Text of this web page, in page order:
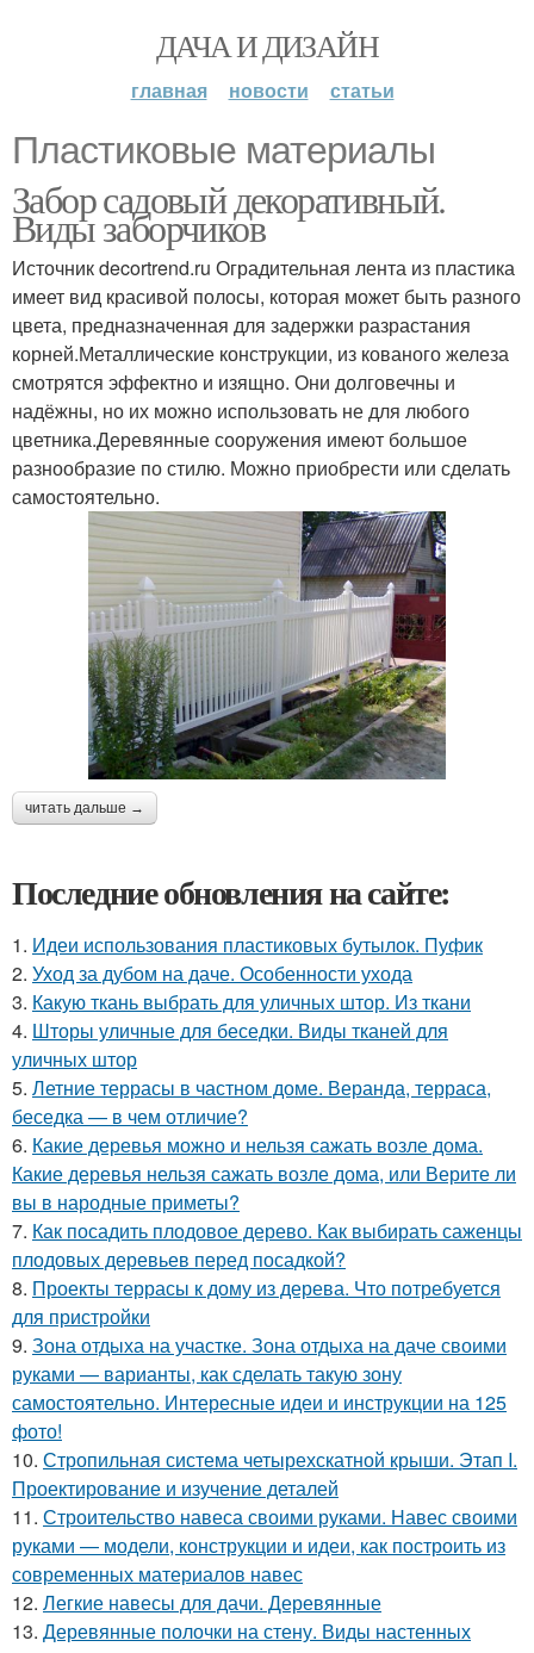
ДАЧА И ДИЗАЙН
главная новости статьи
Пластиковые материалы
Забор садовый декоративный.
Виды заборчиков
Источник decortrend.ru Оградительная лента из пластика
имеет вид красивой полосы, которая может быть разного
цвета, предназначенная для задержки разрастания
корней.Металлические конструкции, из кованого железа
смотрятся эффектно и изящно. Они долговечны и
надёжны, но их можно использовать не для любого
цветника.Деревянные сооружения имеют большое
разнообразие по стилю. Можно приобрести или сделать
самостоятельно.
читать дальше →
Последние обновления на сайте:
1. Идеи использования пластиковых бутылок. Пуфик
2. Уход за дубом на даче. Особенности ухода
3. Какую ткань выбрать для уличных штор. Из ткани
4. Шторы уличные для беседки. Виды тканей для
уличных штор
5. Летние террасы в частном доме. Веранда, терраса,
беседка — в чем отличие?
6. Какие деревья можно и нельзя сажать возле дома.
Какие деревья нельзя сажать возле дома, или Верите ли
вы в народные приметы?
7. Как посадить плодовое дерево. Как выбирать саженцы
плодовых деревьев перед посадкой?
8. Проекты террасы к дому из дерева. Что потребуется
для пристройки
9. Зона отдыха на участке. Зона отдыха на даче своими
руками — варианты, как сделать такую зону
самостоятельно. Интересные идеи и инструкции на 125
фото!
10. Стропильная система четырехскатной крыши. Этап I.
Проектирование и изучение деталей
11. Строительство навеса своими руками. Навес своими
руками — модели, конструкции и идеи, как построить из
современных материалов навес
12. Легкие навесы для дачи. Деревянные
13. Деревянные полочки на стену. Виды настенных